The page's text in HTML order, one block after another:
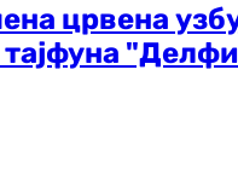
црвена